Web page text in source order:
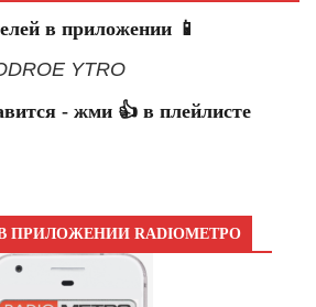
в приложении 📱
YTRO
- жми 👍 в плейлисте
ПРИЛОЖЕНИИ RADIOМЕТРО